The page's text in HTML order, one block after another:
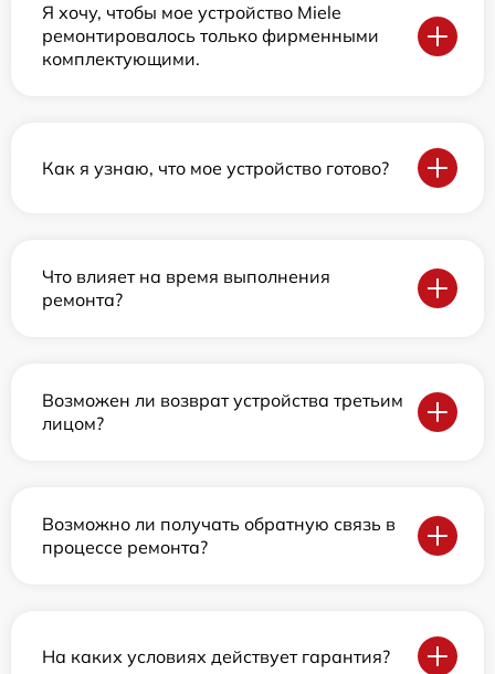
Я хочу, чтобы мое устройство Miele
ремонтировалось только фирменными
комплектующими.
Как я узнаю, что мое устройство готово?
Что влияет на время выполнения
ремонта?
Возможен ли возврат устройства третьим
лицом?
Возможно ли получать обратную связь в
процессе ремонта?
На каких условиях действует гарантия?